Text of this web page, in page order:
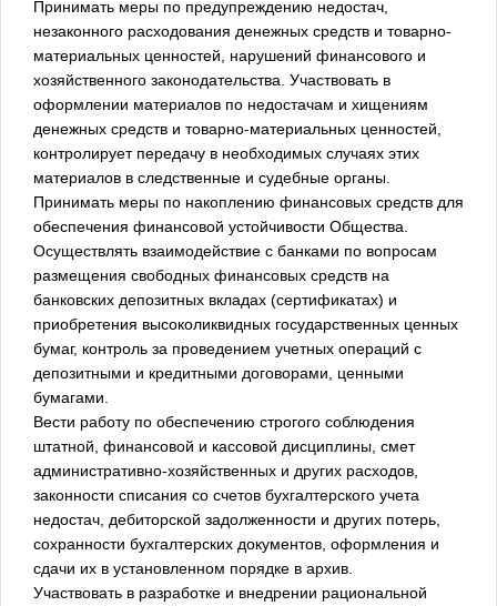
Принимать меры по предупреждению недостач,
незаконного расходования денежных средств и товарно-
материальных ценностей, нарушений финансового и
хозяйственного законодательства. Участвовать в
оформлении материалов по недостачам и хищениям
денежных средств и товарно-материальных ценностей,
контролирует передачу в необходимых случаях этих
материалов в следственные и судебные органы.
Принимать меры по накоплению финансовых средств для
обеспечения финансовой устойчивости Общества.
Осуществлять взаимодействие с банками по вопросам
размещения свободных финансовых средств на
банковских депозитных вкладах (сертификатах) и
приобретения высоколиквидных государственных ценных
бумаг, контроль за проведением учетных операций с
депозитными и кредитными договорами, ценными
бумагами.
Вести работу по обеспечению строгого соблюдения
штатной, финансовой и кассовой дисциплины, смет
административно-хозяйственных и других расходов,
законности списания со счетов бухгалтерского учета
недостач, дебиторской задолженности и других потерь,
сохранности бухгалтерских документов, оформления и
сдачи их в установленном порядке в архив.
Участвовать в разработке и внедрении рациональной